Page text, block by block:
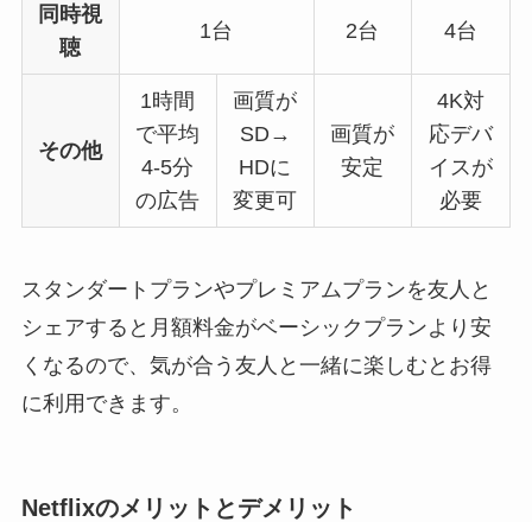
同時視
聴
1台 2台 4台
その他
1時間
で平均
4-5分
の広告
画質が
SD→
HDに
変更可
画質が
安定
4K対
応デバ
イスが
必要
スタンダートプランやプレミアムプランを友人と
シェアすると月額料金がベーシックプランより安
くなるので、気が合う友人と一緒に楽しむとお得
に利用できます。
Netflixのメリットとデメリット